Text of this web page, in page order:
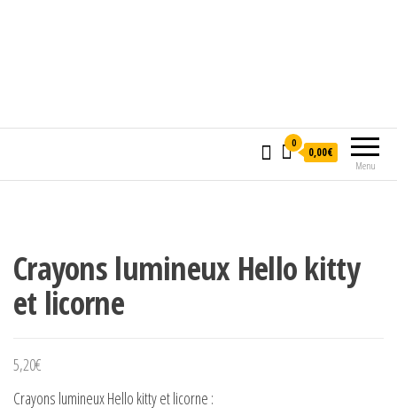
Menu
0
0,00€
Crayons lumineux Hello kitty
et licorne
5,20€
Crayons lumineux Hello kitty et licorne :